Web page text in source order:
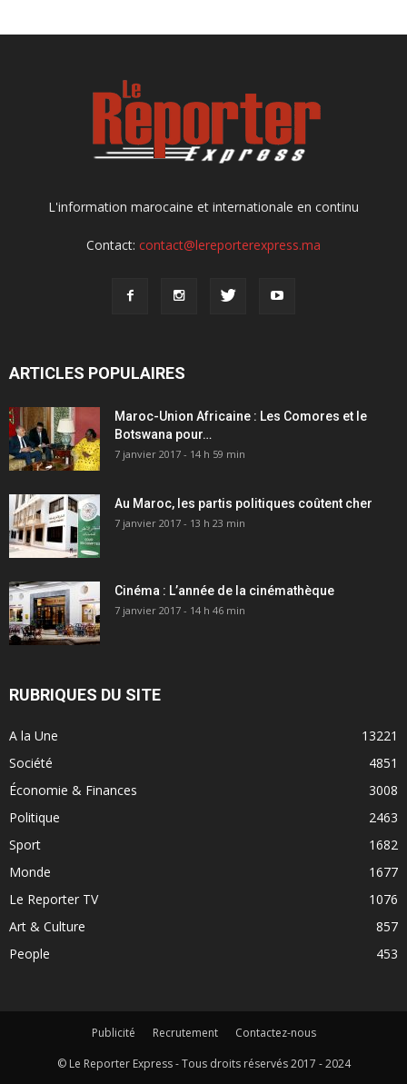
L'information marocaine et internationale en continu
Contact: contact@lereporterexpress.ma
ARTICLES POPULAIRES
Maroc-Union Africaine : Les Comores et le
Botswana pour…
7 janvier 2017 - 14 h 59 min
Au Maroc, les partis politiques coûtent cher
7 janvier 2017 - 13 h 23 min
Cinéma : L’année de la cinémathèque
7 janvier 2017 - 14 h 46 min
RUBRIQUES DU SITE
A la Une
13221
Société
4851
Économie & Finances
3008
Politique
2463
Sport
1682
Monde
1677
Le Reporter TV
1076
Art & Culture
857
People
453
Publicité Recrutement
Contactez-nous
© Le Reporter Express - Tous droits réservés 2017 - 2024